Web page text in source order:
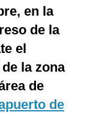
en la
de la
el
la zona
de
de